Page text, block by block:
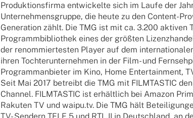
Produk­ti­ons­firma entwi­ckelte sich im Laufe der
Unter­neh­mens­gruppe, die heute zu den Content-
Gene­ra­tion zählt. Die TMG ist mit ca. 3.200 akti­ven
Programm­bi­blio­thek eines der größten
der renom­mier­tes­ten Player auf dem
ihren Toch­ter­un­ter­neh­men in der Film- und
Programm­an­bie­ter im Kino, Home Enter­tain­ment,
Seit Mai 2017 betreibt die TMG mit FILMTASTIC
Chan­­nel. FILMTASTIC ist erhältlich bei Amazon
Raku­ten TV und waipu.tv. Die TMG hält